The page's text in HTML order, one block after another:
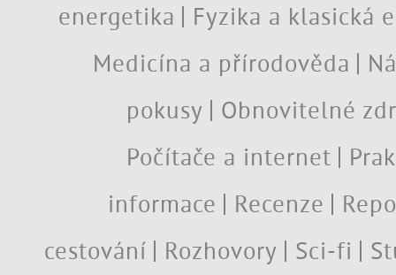
energetika
Fyzika a klasická
Medicína a přírodověda
pokusy
Obnovitelné
Počítače a internet
informace
Recenze
cestování
Rozhovory Sci-fi